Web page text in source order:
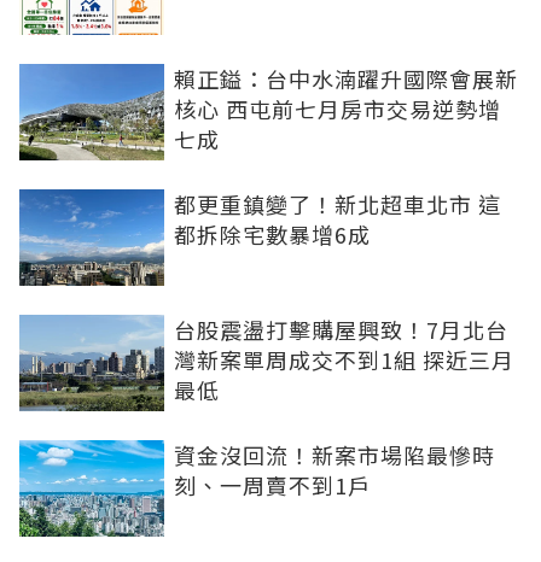
賴正鎰：台中水湳躍升國際會展新
核心 西屯前七月房市交易逆勢增
七成
都更重鎮變了！新北超車北市 這
都拆除宅數暴增6成
台股震盪打擊購屋興致！7月北台
灣新案單周成交不到1組 探近三月
最低
資金沒回流！新案市場陷最慘時
刻、一周賣不到1戶